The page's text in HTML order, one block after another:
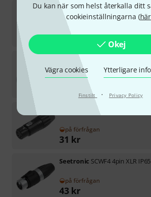
Du kan när som helst återkalla ditt
cookieinställningarna (här
Okej
Vägra cookies Ytterligare
Finstilt · Privacy Policy
SeetronicMK4F2C-BG
på förfrågan
29kr
Seetronic
på förfrågan
kr
SCMF4-BG
på förfrågan
31 kr
Seetronic SCWF4 4pin XLR IP65
på förfrågan
43 kr